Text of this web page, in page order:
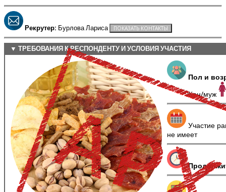
Рекрутер: Бурлова Лариса
▼ ТРЕБОВАНИЯ К РЕСПОНДЕНТУ И УСЛОВИЯ УЧАСТИЯ
Пол и
Жен/муж
Участие
не имеет